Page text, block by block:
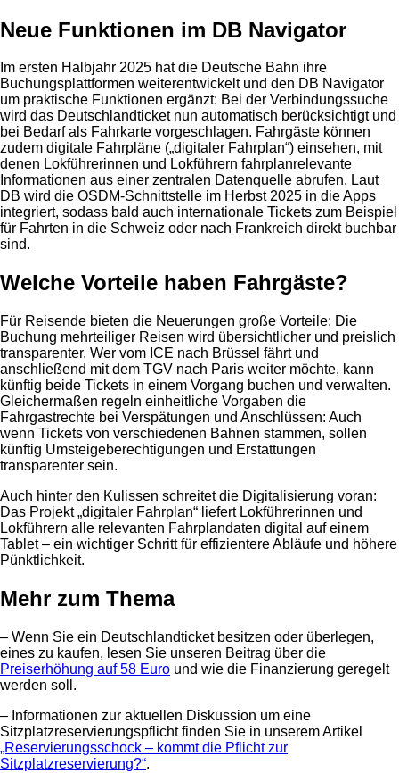
Neue Funktionen im DB Navigator
Im ersten Halbjahr 2025 hat die Deutsche Bahn ihre
Buchungsplattformen weiterentwickelt und den DB Navigator
um praktische Funktionen ergänzt: Bei der Verbindungs­suche
wird das Deutschlandticket nun automatisch berücksichtigt und
bei Bedarf als Fahrkarte vorgeschlagen. Fahrgäste können
zudem digitale Fahrpläne („digitaler Fahrplan“) einsehen, mit
denen Lokführerinnen und Lokführern fahrplanrelevante
Informationen aus einer zentralen Datenquelle abrufen. Laut
DB wird die OSDM‑Schnittstelle im Herbst 2025 in die Apps
integriert, sodass bald auch internationale Tickets zum Beispiel
für Fahrten in die Schweiz oder nach Frankreich direkt buchbar
sind.
Welche Vorteile haben Fahrgäste?
Für Reisende bieten die Neuerungen große Vorteile: Die
Buchung mehrteiliger Reisen wird übersichtlicher und preislich
transparenter. Wer vom ICE nach Brüssel fährt und
anschließend mit dem TGV nach Paris weiter möchte, kann
künftig beide Tickets in einem Vorgang buchen und verwalten.
Gleichermaßen regeln einheitliche Vorgaben die
Fahrgastrechte bei Verspätungen und Anschlüssen: Auch
wenn Tickets von verschiedenen Bahnen stammen, sollen
künftig Umsteigeberechtigungen und Erstattungen
transparenter sein.
Auch hinter den Kulissen schreitet die Digitalisierung voran:
Das Projekt „digitaler Fahrplan“ liefert Lokführerinnen und
Lokführern alle relevanten Fahrplandaten digital auf einem
Tablet – ein wichtiger Schritt für effizientere Abläufe und höhere
Pünktlichkeit.
Mehr zum Thema
– Wenn Sie ein Deutschlandticket besitzen oder überlegen,
eines zu kaufen, lesen Sie unseren Beitrag über die
Preiserhöhung auf 58 Euro und wie die Finanzierung geregelt
werden soll.
– Informationen zur aktuellen Diskussion um eine
Sitzplatzreservierungspflicht finden Sie in unserem Artikel
„Reservierungsschock – kommt die Pflicht zur
Sitzplatzreservierung?“.